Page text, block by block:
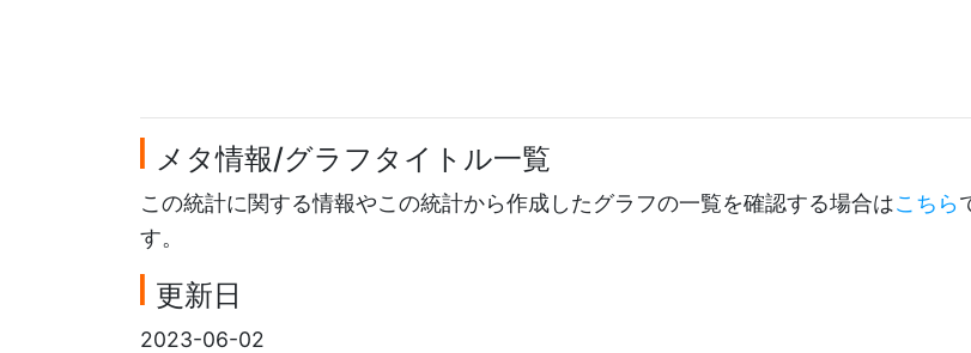
メタ情報/グラフタイトル一覧
この統計に関する情報やこの統計から作成したグラフの一覧を確認する場合はこちら
す。
更新日
2023-06-02